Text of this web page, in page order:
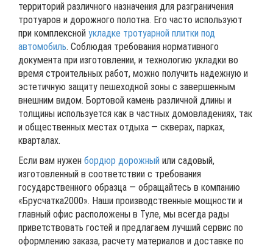
территорий различного назначения для разграничения
тротуаров и дорожного полотна. Его часто используют
при комплексной укладке тротуарной плитки под
автомобиль. Соблюдая требования нормативного
документа при изготовлении, и технологию укладки во
время строительных работ, можно получить надежную и
эстетичную защиту пешеходной зоны с завершенным
внешним видом. Бортовой камень различной длины и
толщины используется как в частных домовладениях, так
и общественных местах отдыха — скверах, парках,
кварталах.
Если вам нужен бордюр дорожный или садовый,
изготовленный в соответствии с требования
государственного образца — обращайтесь в компанию
«Брусчатка2000». Наши производственные мощности и
главный офис расположены в Туле, мы всегда рады
приветствовать гостей и предлагаем лучший сервис по
оформлению заказа, расчету материалов и доставке по